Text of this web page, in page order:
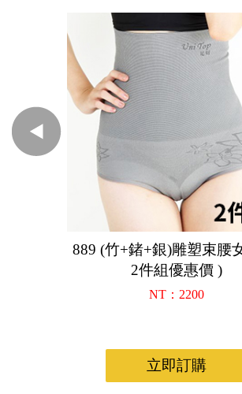
889 (竹+鍺+銀)雕塑束腰
2件組優惠價 )
NT：2200
立即訂購